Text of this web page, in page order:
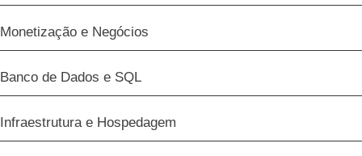
Monetização e Negócios
Banco de Dados e SQL
Infraestrutura e Hospedagem